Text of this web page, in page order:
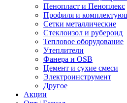
Пенопласт и Пеноплекс
Профиля и
Сетки металлические
Стеклоизол и рубероид
Тепловое оборудование
Утеплители
Фанера и OSB
Цемент и сухие смеси
Электроинструмент
Другое
Акции